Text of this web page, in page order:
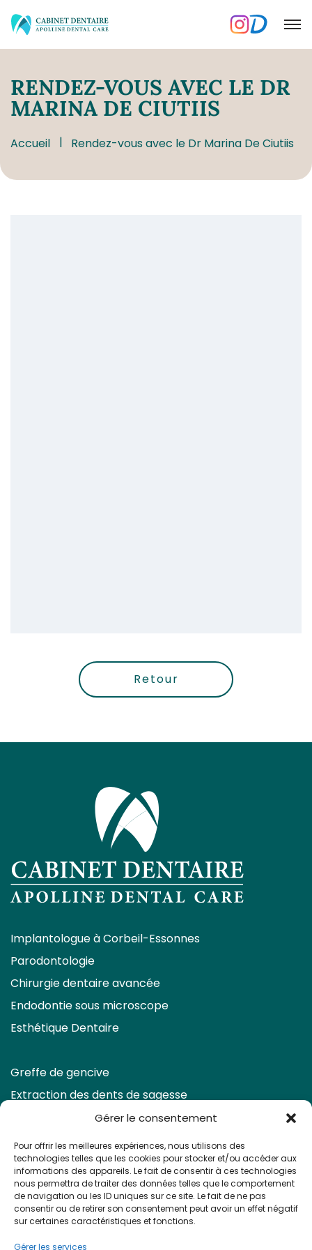
Gérer le consentement
Pour offrir les meilleures expériences, nous utilisons des
technologies telles que les cookies pour stocker et/ou accéder aux
informations des appareils. Le fait de consentir à ces technologies
nous permettra de traiter des données telles que le comportement
de navigation ou les ID uniques sur ce site. Le fait de ne pas
consentir ou de retirer son consentement peut avoir un effet négatif
sur certaines caractéristiques et fonctions.
Gérer les services
RENDEZ-VOUS AVEC LE DR
MARINA DE CIUTIIS
Accueil Rendez-vous avec le Dr Marina De Ciutiis
Retour
Implantologue à Corbeil-Essonnes
Parodontologie
Chirurgie dentaire avancée
Endodontie sous microscope
Esthétique Dentaire
Greffe de gencive
Extraction des dents de sagesse
Eclaircissement & Facettes
Retraitement endodontique
Prendre rendez-vous